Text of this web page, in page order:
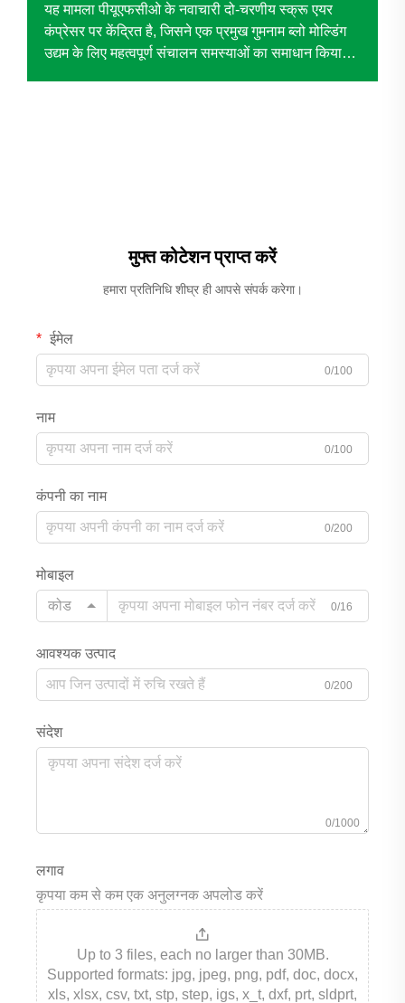
यह मामला पीयूएफसीओ के नवाचारी दो-चरणीय स्क्रू एयर
कंप्रेसर पर केंद्रित है, जिसने एक प्रमुख गुमनाम ब्लो मोल्डिंग
उद्यम के लिए महत्वपूर्ण संचालन समस्याओं का समाधान किया।
मुफ्त कोटेशन प्राप्त करें
हमारा प्रतिनिधि शीघ्र ही आपसे संपर्क करेगा।
ईमेल
0/100
नाम
0/100
कंपनी का नाम
0/200
मोबाइल
कोड
0/16
आवश्यक उत्पाद
0/200
संदेश
0/1000
लगाव
कृपया कम से कम एक अनुलग्नक अपलोड करें
Up to 3 files, each no larger than 30MB.
Supported formats: jpg, jpeg, png, pdf, doc, docx,
xls, xlsx, csv, txt, stp, step, igs, x_t, dxf, prt, sldprt,